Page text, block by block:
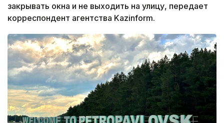
закрывать окна и не выходить на улицу, передает
корреспондент агентства Kazinform.